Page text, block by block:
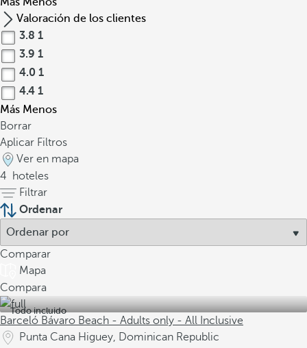
Valoración de los clientes
3.8 1
3.9 1
4.0 1
4.4 1
Más Menos
Borrar
Aplicar Filtros
Ver en mapa
4
hoteles
Filtrar
Ordenar
Comparar
Mapa
Compara
Todo incluido
Barceló Bávaro Beach - Adults only - All Inclusive
Punta Cana Higuey, Dominican Republic